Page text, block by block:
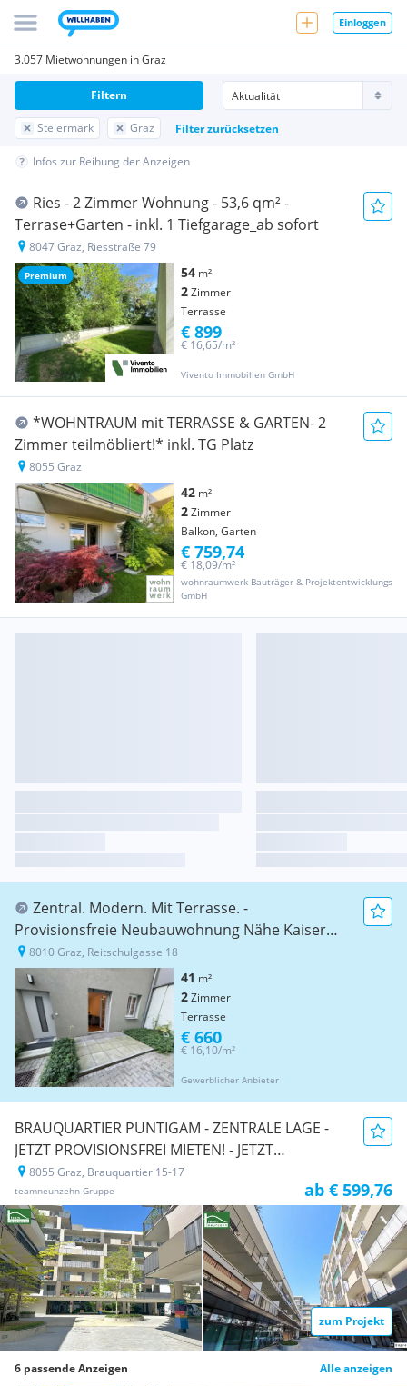
Einloggen
3.057 Mietwohnungen in Graz
Steiermark Graz Filter zurücksetzen
Filtern
Infos zur Reihung der Anzeigen
Premium
Ries - 2 Zimmer Wohnung - 53,6 qm² -
Terrase+Garten - inkl. 1 Tiefgarage_ab sofort
8047 Graz, Riesstraße 79
54 m²
2Zimmer
Terrasse
Vivento Immobilien GmbH
€ 16,65/m²
€ 899
*WOHNTRAUM mit TERRASSE & GARTEN- 2
Zimmer teilmöbliert!* inkl. TG Platz
8055 Graz
42 m²
2Zimmer
Balkon, Garten
wohnraumwerk Bauträger & Projektentwicklungs
GmbH
€ 18,09/m²
€ 759,74
Zentral. Modern. Mit Terrasse. -
Provisionsfreie Neubauwohnung Nähe Kaiser
Josef Platz
8010 Graz, Reitschulgasse 18
41 m²
2Zimmer
Terrasse
Gewerblicher Anbieter
€ 16,10/m²
€ 660
BRAUQUARTIER PUNTIGAM - ZENTRALE LAGE -
JETZT PROVISIONSFREI MIETEN! - JETZT
ZUSCHLAGEN
Neubauprojekt
8055 Graz, Brauquartier 15-17
teamneunzehn-Gruppe ab € 599,76
zum Projekt
6 passende Anzeigen Alle anzeigen